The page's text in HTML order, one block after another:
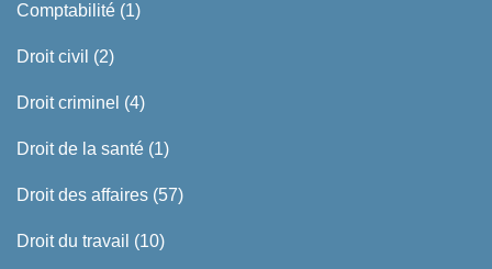
Comptabilité (1)
Droit civil (2)
Droit criminel (4)
Droit de la santé (1)
Droit des affaires (57)
Droit du travail (10)